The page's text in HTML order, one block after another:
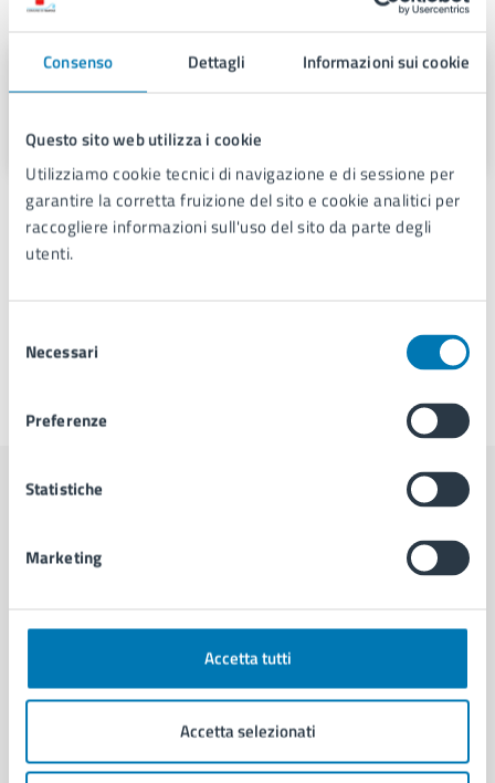
Consenso Dettagli Informazioni sui cookie
Questo sito web utilizza i cookie
Utilizziamo cookie tecnici di navigazione e di sessione per
garantire la corretta fruizione del sito e cookie analitici per
raccogliere informazioni sull'uso del sito da parte degli
utenti.
delNecessari
Preferenze
Statistiche
Marketing
Accetta tutti
Accetta selezionati
A cura di
Servizio Stampa e Web TV
Persone